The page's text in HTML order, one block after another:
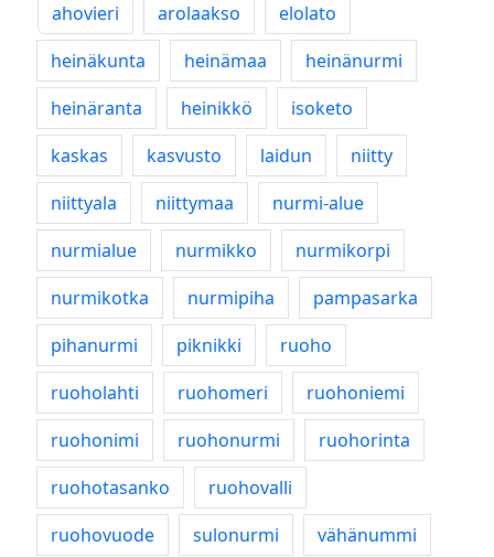
ahovieri arolaakso
elolato
heinäkunta
heinämaa
heinänurmi
heinäranta
heinikkö
isoketo
kaskas
kasvusto laidun
niitty
niittyala
niittymaa
nurmi-alue
nurmialue
nurmikko
nurmikorpi
nurmikotka
nurmipiha
pampasarka
pihanurmi
piknikki
ruoho
ruoholahti
ruohomeri
ruohoniemi
ruohonimi
ruohonurmi
ruohorinta
ruohotasanko
ruohovalli
ruohovuode
sulonurmi vähänummi